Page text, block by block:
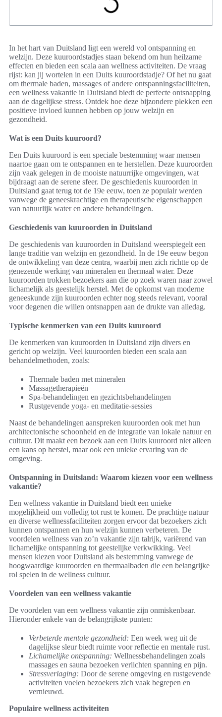
In het hart van Duitsland ligt een wereld vol ontspanning en
welzijn. Deze kuuroordstadjes staan bekend om hun heilzame
effecten en bieden een scala aan wellness activiteiten. De vraag
rijst: kan jij wortelen in een Duits kuuroordstadje? Of het nu gaat
om thermale baden, massages of andere ontspanningsfaciliteiten,
een wellness vakantie in Duitsland biedt de perfecte ontsnapping
aan de dagelijkse stress. Ontdek hoe deze bijzondere plekken een
positieve invloed kunnen hebben op jouw welzijn en
gezondheid.
Wat is een Duits kuuroord?
Een Duits kuuroord is een speciale bestemming waar mensen
naartoe gaan om te ontspannen en te herstellen. Deze kuuroorden
zijn vaak gelegen in de mooiste natuurrijke omgevingen, wat
bijdraagt aan de serene sfeer. De geschiedenis kuuroorden in
Duitsland gaat terug tot de 19e eeuw, toen ze populair werden
vanwege de geneeskrachtige en therapeutische eigenschappen
van natuurlijk water en andere behandelingen.
Geschiedenis van kuuroorden in Duitsland
De geschiedenis van kuuroorden in Duitsland weerspiegelt een
lange traditie van welzijn en gezondheid. In de 19e eeuw begon
de ontwikkeling van deze centra, waarbij men zich richtte op de
genezende werking van mineralen en thermaal water. Deze
kuuroorden trokken bezoekers aan die op zoek waren naar zowel
lichamelijk als geestelijk herstel. Met de opkomst van moderne
geneeskunde zijn kuuroorden echter nog steeds relevant, vooral
voor degenen die willen ontsnappen aan de drukte van alledag.
Typische kenmerken van een Duits kuuroord
De kenmerken van kuuroorden in Duitsland zijn divers en
gericht op welzijn. Veel kuuroorden bieden een scala aan
behandelmethoden, zoals:
Thermale baden met mineralen
Massagetherapieën
Spa-behandelingen en gezichtsbehandelingen
Rustgevende yoga- en meditatie-sessies
Naast de behandelingen aanspreken kuuroorden ook met hun
architectonische schoonheid en de integratie van lokale natuur en
cultuur. Dit maakt een bezoek aan een Duits kuuroord niet alleen
een kans op herstel, maar ook een unieke ervaring van de
omgeving.
Ontspanning in Duitsland: Waarom kiezen voor een wellness
vakantie?
Een wellness vakantie in Duitsland biedt een unieke
mogelijkheid om volledig tot rust te komen. De prachtige natuur
en diverse wellnessfaciliteiten zorgen ervoor dat bezoekers zich
kunnen ontspannen en hun welzijn kunnen verbeteren. De
voordelen wellness van zo’n vakantie zijn talrijk, variërend van
lichamelijke ontspanning tot geestelijke verkwikking. Veel
mensen kiezen voor Duitsland als bestemming vanwege de
hoogwaardige kuuroorden en thermaalbaden die een belangrijke
rol spelen in de wellness cultuur.
Voordelen van een wellness vakantie
De voordelen van een wellness vakantie zijn onmiskenbaar.
Hieronder enkele van de belangrijkste punten:
Verbeterde mentale gezondheid: Een week weg uit de
dagelijkse sleur biedt ruimte voor reflectie en mentale rust.
Lichamelijke ontspanning: Wellnessbehandelingen zoals
massages en sauna bezoeken verlichten spanning en pijn.
Stressverlaging: Door de serene omgeving en rustgevende
activiteiten voelen bezoekers zich vaak begrepen en
vernieuwd.
Populaire wellness activiteiten